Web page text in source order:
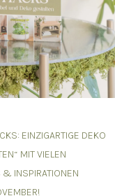
EINZIGARTIGE DEKO
MIT VIELEN
& INSPIRATIONEN